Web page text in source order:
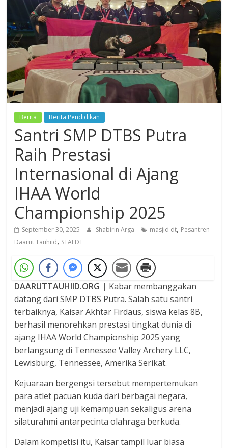
Dzikir,
Fikir,
Ikhtiar
Berita Berita Pendidikan
Santri SMP DTBS Putra
Raih Prestasi
Internasional di Ajang
IHAA World
Championship 2025
September 30, 2025 Shabirin Arga masjid dt, Pesantren
Daarut Tauhiid, STAI DT
DAARUTTAUHIID.ORG | Kabar membanggakan
datang dari SMP DTBS Putra. Salah satu santri
terbaiknya, Kaisar Akhtar Firdaus, siswa kelas 8B,
berhasil menorehkan prestasi tingkat dunia di
ajang IHAA World Championship 2025 yang
berlangsung di Tennessee Valley Archery LLC,
Lewisburg, Tennessee, Amerika Serikat.
Kejuaraan bergengsi tersebut mempertemukan
para atlet pacuan kuda dari berbagai negara,
menjadi ajang uji kemampuan sekaligus arena
silaturahmi antarpecinta olahraga berkuda.
Dalam kompetisi itu, Kaisar tampil luar biasa